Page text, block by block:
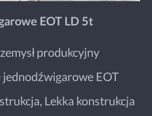
EOT LD 5t
produkcyjny
EOT
Lekka konstrukcja